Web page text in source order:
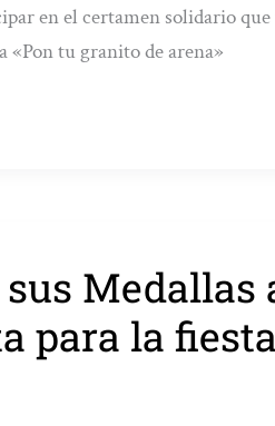
en el certamen solidario
«Pon tu granito de arena»
Medallas
para la fiesta